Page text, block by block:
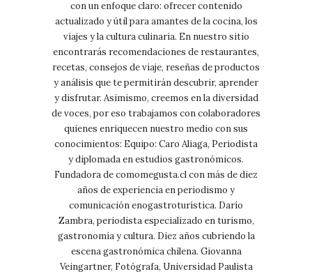
con un enfoque claro: ofrecer contenido
actualizado y útil para amantes de la cocina, los
viajes y la cultura culinaria. En nuestro sitio
encontrarás recomendaciones de restaurantes,
recetas, consejos de viaje, reseñas de productos
y análisis que te permitirán descubrir, aprender
y disfrutar. Asimismo, creemos en la diversidad
de voces, por eso trabajamos con colaboradores
quienes enriquecen nuestro medio con sus
conocimientos: Equipo: Caro Aliaga, Periodista
y diplomada en estudios gastronómicos.
Fundadora de comomegusta.cl con más de diez
años de experiencia en periodismo y
comunicación enogastroturística. Darío
Zambra, periodista especializado en turismo,
gastronomía y cultura. Diez años cubriendo la
escena gastronómica chilena. Giovanna
Veingartner, Fotógrafa, Universidad Paulista